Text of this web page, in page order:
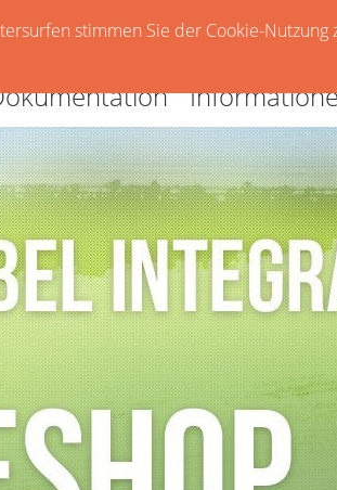
stimmen Sie der Cookie-Nutzung